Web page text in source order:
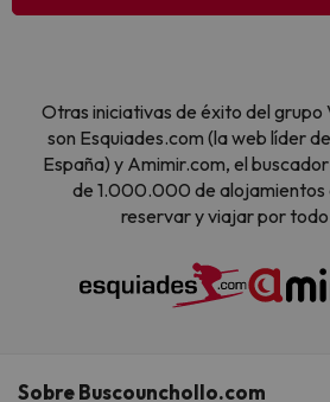
Otras iniciativas de éxito del grupo
son Esquiades.com (la web líder
España) y Amimir.com, el
de 1.000.000 de alojamientos
reservar y viajar por todo
Sobre Buscounchollo.com